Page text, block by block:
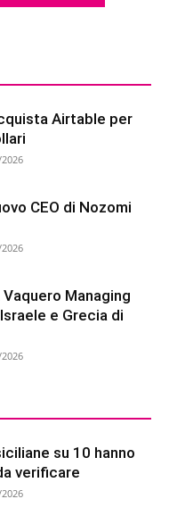
Airtable per
CEO di Nozomi
Managing
e Grecia di
su 10 hanno
verificare